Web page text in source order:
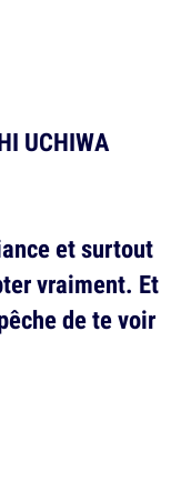
UCHIWA
et surtout
vraiment. Et
de te voir